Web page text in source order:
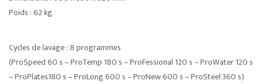
Poids : 62 kg
Cycles de lavage : 8 programmes
(ProSpeed 60 s – ProTemp 180 s – ProFessional 120 s – ProWater 120 s
– ProPlates180 s – ProLong 600 s – ProNew 600 s – ProSteel 360 s)